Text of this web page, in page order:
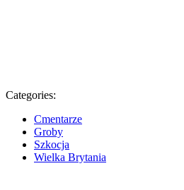
Categories:
Cmentarze
Groby
Szkocja
Wielka Brytania